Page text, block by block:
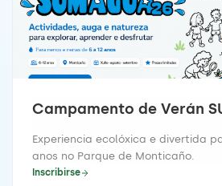
Campamento de Verán
Experiencia ecolóxica e divertida
anos no Parque de Monticaño.
Inscribirse